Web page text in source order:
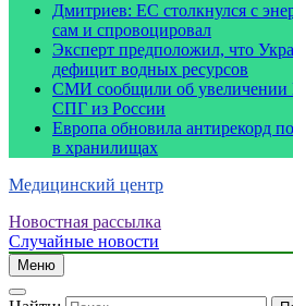
Дмитриев: ЕС столкнулся с
сам и спровоцировал
Эксперт предположил, что
дефицит водных ресурсов
СМИ сообщили об увеличении
СПГ из России
Европа обновила антирекорд
в хранилищах
Медицинский центр
Новостная рассылка
Случайные новости
Меню